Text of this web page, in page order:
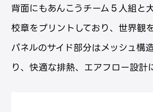
背面にもあんこうチーム５人組と
校章をプリントしており、世界観
パネルのサイド部分はメッシュ構
り、快適な排熱、エアフロー設計